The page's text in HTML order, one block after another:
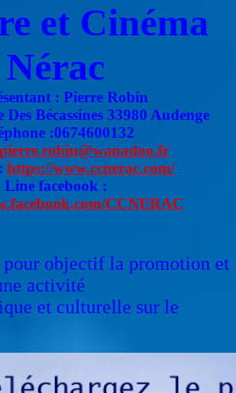
et Cinéma
Nérac
: Pierre Robin
Des Bécassines 33980 Audenge
:0674600132
pierre.robin@wanadoo.fr
https://www.ccnerac.com/
Line facebook :
CCNERAC
pour objectif la promotion et
activité
et culturelle sur le